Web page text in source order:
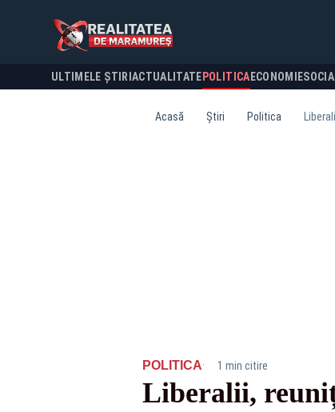
ULTIMELE ȘTIRI ACTUALITATE POLITICA ECONOMIE
Acasă Știri Politica
POLITICA· 1 min citire
Liberalii,